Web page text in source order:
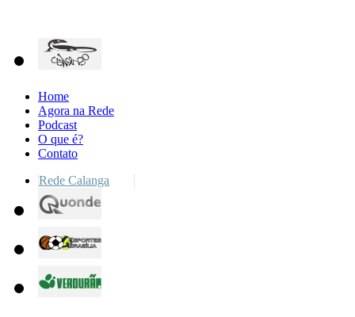
Home
Agora na Rede
Podcast
O que é?
Contato
Rede Calanga